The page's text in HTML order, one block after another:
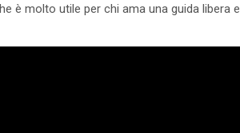
è molto utile per chi ama una guida libera e